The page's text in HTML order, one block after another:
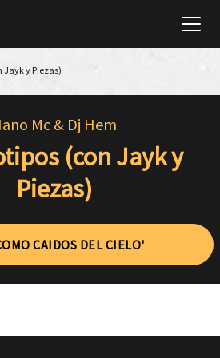
Jayk y Piezas)
Mc & Dj Hem
(con Jayk y
Piezas)
CAIDOS DEL CIELO'